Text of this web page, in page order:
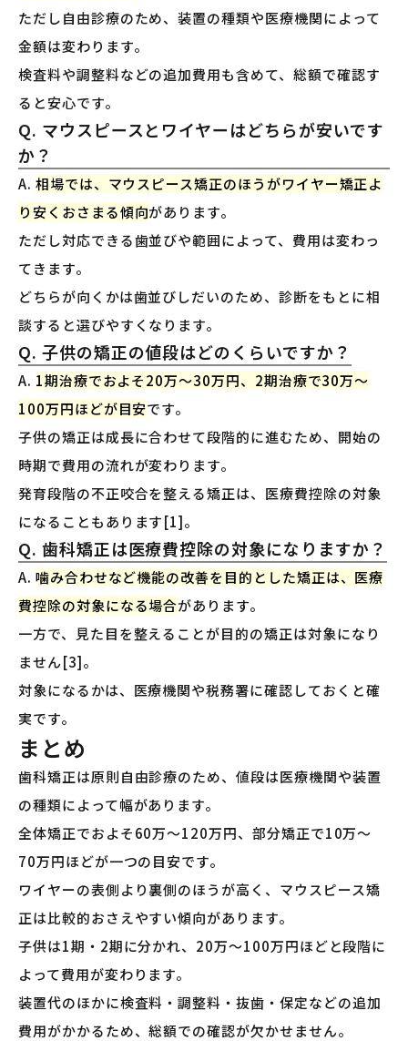
ただし自由診療のため、装置の種類や医療機関によって
金額は変わります。
検査料や調整料などの追加費用も含めて、総額で確認す
ると安心です。
Q. マウスピースとワイヤーはどちらが安いです
か？
A. 相場では、マウスピース矯正のほうがワイヤー矯正よ
り安くおさまる傾向があります。
ただし対応できる歯並びや範囲によって、費用は変わっ
てきます。
どちらが向くかは歯並びしだいのため、診断をもとに相
談すると選びやすくなります。
Q. 子供の矯正の値段はどのくらいですか？
A. 1期治療でおよそ20万〜30万円、2期治療で30万〜
100万円ほどが目安です。
子供の矯正は成長に合わせて段階的に進むため、開始の
時期で費用の流れが変わります。
発育段階の不正咬合を整える矯正は、医療費控除の対象
になることもあります[1]。
Q. 歯科矯正は医療費控除の対象になりますか？
A. 噛み合わせなど機能の改善を目的とした矯正は、医療
費控除の対象になる場合があります。
一方で、見た目を整えることが目的の矯正は対象になり
ません[3]。
対象になるかは、医療機関や税務署に確認しておくと確
実です。
まとめ
歯科矯正は原則自由診療のため、値段は医療機関や装置
の種類によって幅があります。
全体矯正でおよそ60万〜120万円、部分矯正で10万〜
70万円ほどが一つの目安です。
ワイヤーの表側より裏側のほうが高く、マウスピース矯
正は比較的おさえやすい傾向があります。
子供は1期・2期に分かれ、20万〜100万円ほどと段階に
よって費用が変わります。
装置代のほかに検査料・調整料・抜歯・保定などの追加
費用がかかるため、総額での確認が欠かせません。